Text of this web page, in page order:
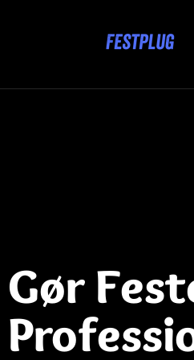
Gør